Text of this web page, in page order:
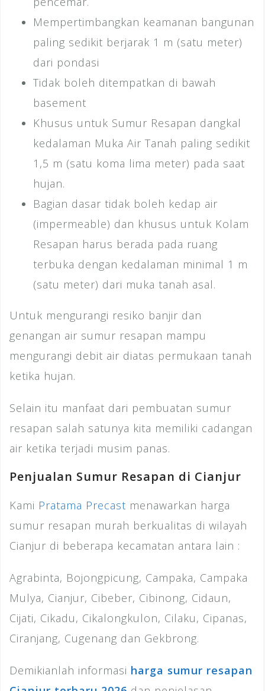
Mempertimbangkan keamanan bangunan
paling sedikit berjarak 1 m (satu meter)
dari pondasi
Tidak boleh ditempatkan di bawah
basement
Khusus untuk Sumur Resapan dangkal
kedalaman Muka Air Tanah paling sedikit
1,5 m (satu koma lima meter) pada saat
hujan.
Bagian dasar tidak boleh kedap air
(impermeable) dan khusus untuk Kolam
Resapan harus berada pada ruang
terbuka dengan kedalaman minimal 1 m
(satu meter) dari muka tanah asal.
Untuk mengurangi resiko banjir dan
genangan air sumur resapan mampu
mengurangi debit air diatas permukaan tanah
ketika hujan.
Selain itu manfaat dari pembuatan sumur
resapan salah satunya kita memiliki cadangan
air ketika terjadi musim panas.
Penjualan Sumur Resapan di Cianjur
Kami Pratama Precast menawarkan harga
sumur resapan murah berkualitas di wilayah
Cianjur di beberapa kecamatan antara lain :
Agrabinta, Bojongpicung, Campaka, Campaka
Mulya, Cianjur, Cibeber, Cibinong, Cidaun,
Cijati, Cikadu, Cikalongkulon, Cilaku, Cipanas,
Ciranjang, Cugenang dan Gekbrong.
Demikianlah informasi harga sumur resapan